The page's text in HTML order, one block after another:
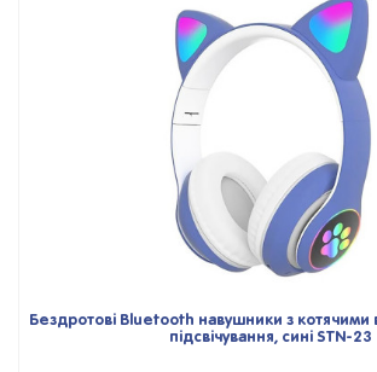
Бездротові Bluetooth навушники з котячими
підсвічування, сині STN-23